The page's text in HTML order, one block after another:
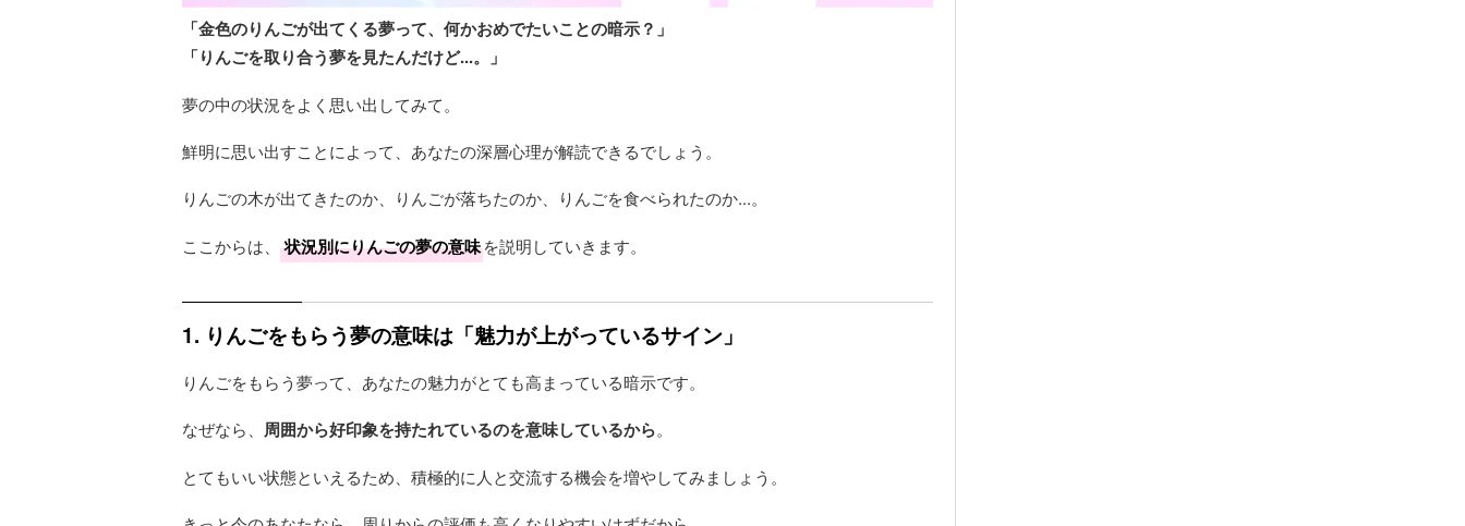
「金色のりんごが出てくる夢って、何かおめでたいことの暗示？」
「りんごを取り合う夢を見たんだけど...。」
夢の中の状況をよく思い出してみて。
鮮明に思い出すことによって、あなたの深層心理が解読できるでしょう。
りんごの木が出てきたのか、りんごが落ちたのか、りんごを食べられたのか...。
ここからは、 状況別にりんごの夢の意味を説明していきます。
1. りんごをもらう夢の意味は「魅力が上がっているサイン」
りんごをもらう夢って、あなたの魅力がとても高まっている暗示です。
なぜなら、 周囲から好印象を持たれているのを意味しているから。
とてもいい状態といえるため、積極的に人と交流する機会を増やしてみましょう。